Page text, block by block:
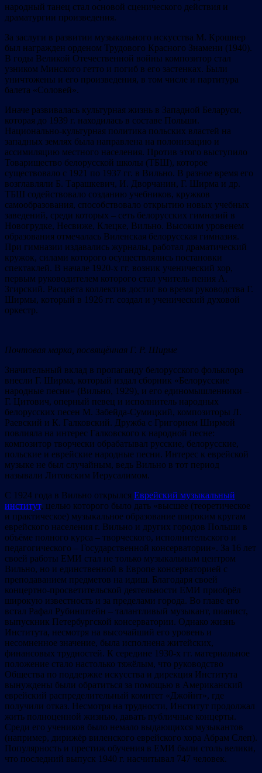
народный танец стал основой сценического действия и
драматургии произведения.
За заслуги в развитии музыкального искусства М. Крошнер
был награжден орденом Трудового Красного Знамени (1940).
В годы Великой Отечественной войны композитор стал
узником Минского гетто и погиб в его застенках. Были
уничтожены и его произведения, в том числе и партитура
балета «Соловей».
Иначе развивалась культурная жизнь в Западной Беларуси,
которая до 1939 г. находилась в составе Польши.
Национально-культурная политика польских властей на
западных землях была направлена на полонизацию и
ассимиляцию местного населения. Против этого выступило
Товарищество белорусской школы (ТБШ), которое
существовало с 1921 по 1937 гг. в Вильно. В разное время его
возглавляли Б. Тарашкевич, И. Дворчанин, Г. Ширма и др.
ТБШ содействовало созданию учебников, кружков
самообразования, способствовало открытию новых учебных
заведений, среди которых – сеть белорусских гимназий в
Новогрудке, Несвиже, Клецке, Вильно. Высоким уровенем
образования отмечалась Виленская белорусская гимназия.
При гимназии издавались журналы, работал драматический
кружок, силами которого осуществлялись постановки
спектаклей. В начале 1920-х гг. возник ученический хор,
первым руководителем которого стал учитель пения А.
Згирский. Расцвета коллектив достиг во время руководства Г.
Ширмы, который в 1926 гг. создал и ученический духовой
оркестр.
Почтовая марка, посвящённая Г. Р. Ширме
Значительный вклад в пропаганду белорусского фольклора
внесли Г. Ширма, который издал сборник «Белорусские
народные песни» (Вильно, 1929), и его единомышленники –
Г. Цитович, оперный певец и исполнитель народных
белорусских песен М. Забейда-Сумицкий, композиторы Л.
Раевский и К. Галковский. Дружба с Григорием Ширмой
повлияла на интерес Галковского к народной песне:
композитор творчески обрабатывал русские, белорусские,
польские и еврейские народные песни. Интерес к еврейской
музыке не был случайным, ведь Вильно в тот период
называли Литовским Иерусалимом.
С 1924 года в Вильно открылся Еврейский музыкальный
институт, целью которого было дать «высшее (теоретическое
и практическое) музыкальное образование широким кругам
еврейского населения г. Вильно и других городов Польши в
объёме полного курса – творческого, исполнительского и
педагогического – Государственной консерватории». За 16 лет
своей работы ЕМИ стал не только музыкальным центром
Вильно, но и единственной в Европе консерваторией с
преподаванием предметов на идиш. Благодаря своей
концертно-просветительской деятельности ЕМИ приобрёл
широкую известность и за пределами города. Во главе его
встал Рафал Рубинштейн – талантливый музыкант, пианист,
выпускник Петербургской консерватории. Однако жизнь
Института, несмотря на высочайший его уровень и
несомненное значение, была исполнена житейских,
финансовых трудностей. К середине 1930-х гг. материальное
положение стало настолько тяжёлым, что руководство
Общества по поддержке искусства и дирекция Института
вынуждены были обратиться за помощью в Американский
еврейский распределительный комитет «Джойнт», где
получили отказ. Несмотря на трудности, Институт продолжал
жить полноценной жизнью, давать публичные концерты.
Среди его учеников было немало выдающихся музыкантов
(например, дирижёр виленского еврейского хора Абрам Слеп).
Популярность и престиж обучения в ЕМИ были столь велики,
что последний выпуск 1940 г. насчитывал 747 человек.